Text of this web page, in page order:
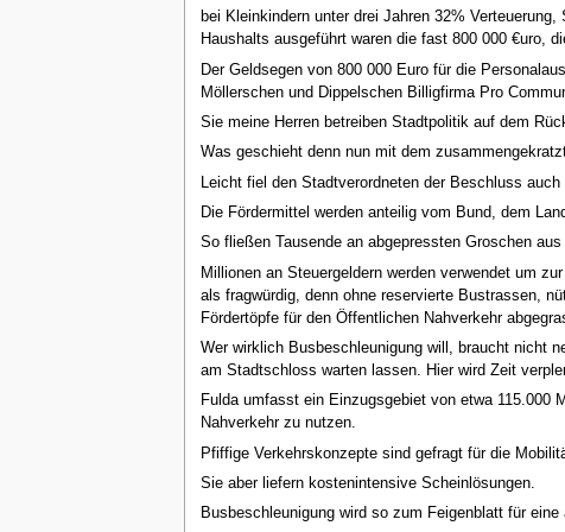
Oppositionsfraktionen, der Haushalt sei nicht
des Wohnungsbaus, des Theaters sowie dem
Er spricht von der Opposition als
Ausführungen Linders (SPD) zur proCommunitas
Jennemann habe eine andere Position
dies ein politischer Streit sei. Er weist die
iGZ) zahle. Möller berichtet, dass er von der
erwähnt, nicht gemeint und nicht kritisiert, da
für die breite Übereinstimmung bei
Haupt- und Finanzausschuss sagt er dies für die
oder hessischen Klinikenverbund gesprochen
Gesetz und fordert eine Diskussion der
"nachhaltig um Zustimmung zu dem Etat".
Kommentar: Dass der Oberbürgermeister den
der haushaltspolitischen Zwangsjacke für viele
Haushalt als sozial ausgewogen bezeichnet, als
Fraktion der LINKEN.offenen Liste umgeht und
Im Anschluss äußert sich Bürgermeister Dippel
Frau Stadbaurätin Zuschke nimmt Stellung zum
Thema nehmen.
Herr Wulff (SPD) nimmt Stellung zu den
Der Verkehr entwickelt sich zur nächtlichen
Gewerbegebiet-West sei zu weit von der
Bezahlbarer Wohnraum wird knapper in Fulda, die
Verantwortung. Selbst Bundesminister Ramsauer
wenig in den sozialen Wohnungsbau geflossen
Verfügung für den Stadtteil erhalten. Die SPD wird
Beim HH werden sie zu einigen Teilen sich
sie ablehnen, nur einige werden sie zustimmen.
ablehnen, die HH-Satzung insgesamt werden sie
- Hr.Spoerer / B90-Die Grünen:
für den Kulturkeller. Er sagt das Esperanto
Er sagt die HH-Abstimmung sei jedes Jahr das
einer Stimme Mehrheit. Die Oppositionen dagegen.
Er befürwortet die sparsame Haushaltspolitik der
Stadt unter der kommunalen Aufsicht kommen
soziale Politik, die proCommunitas werde nicht
bei Kleinkindern unter drei Jahren 32%
Haushalts ausgeführt waren die fast 800 000 €uro,
Der Geldsegen von 800 000 Euro für die
Möllerschen und Dippelschen Billigfirma Pro
Sie meine Herren betreiben Stadtpolitik auf dem
Was geschieht denn nun mit dem
Leicht fiel den Stadtverordneten der Beschluss
Die Fördermittel werden anteilig vom Bund, dem
So fließen Tausende an abgepressten Groschen
Millionen an Steuergeldern werden verwendet um
als fragwürdig, denn ohne reservierte Bustrassen,
Fördertöpfe für den Öffentlichen Nahverkehr
Wer wirklich Busbeschleunigung will, braucht nicht
am Stadtschloss warten lassen. Hier wird Zeit
Fulda umfasst ein Einzugsgebiet von etwa 115.000
Nahverkehr zu nutzen.
Pfiffige Verkehrskonzepte sind gefragt für die
Sie aber liefern kostenintensive Scheinlösungen.
Busbeschleunigung wird so zum Feigenblatt für